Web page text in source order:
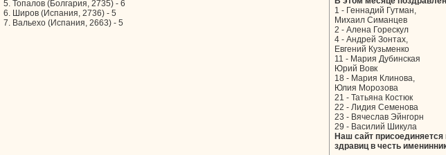
5. Топалов (Болгария, 2735) - 6
6. Широв (Испания, 2736) - 5
7. Вальехо (Испания, 2663) - 5
1 - Геннадий Гутман,
Михаил Симанцев
2 - Алена Горескул
4 - Андрей Зонтах,
Евгений Кузьменко
11 - Мария Дубинская
Юрий Вовк
18 - Мария Клинова,
Юлия Морозова
21 - Татьяна Костюк
22 - Лидия Семенова
23 - Вячеслав Эйнгорн
29 - Василий Шикула
Наш сайт
здравиц в честь